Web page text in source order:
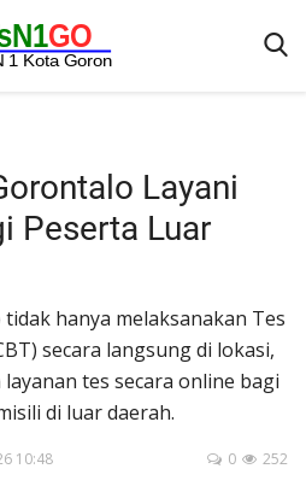
Layani
Peserta Luar
hanya melaksanakan Tes
secara langsung di lokasi,
tes secara online bagi
di luar daerah.
10:48 252
0